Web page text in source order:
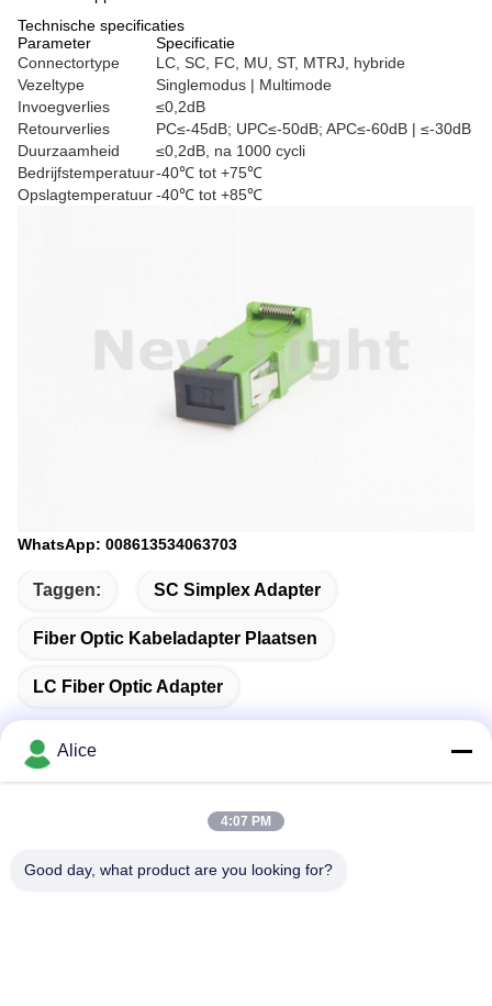
Technische specificaties
Parameter
Specificatie
Connectortype
LC, SC, FC, MU, ST, MTRJ, hybride
Vezeltype
Singlemodus | Multimode
Invoegverlies
≤0,2dB
Retourverlies
PC≤-45dB; UPC≤-50dB; APC≤-60dB | ≤-30dB
Duurzaamheid
≤0,2dB, na 1000 cycli
Bedrijfstemperatuur-40℃ tot +75℃
Opslagtemperatuur-40℃ tot +85℃
WhatsApp: 008613534063703
Taggen: SC Simplex Adapter
Fiber Optic Kabeladapter Plaatsen
LC Fiber Optic Adapter
Adres
Alice
4:07 PM
Good day, what product are you looking for?